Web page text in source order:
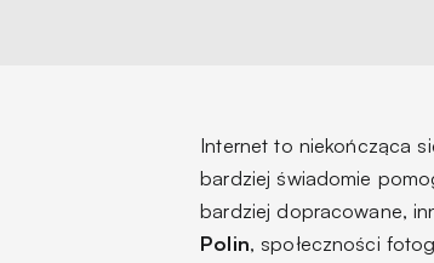
Internet to niekończąca
bardziej świadomie
bardziej dopracowane,
Polin, społeczności